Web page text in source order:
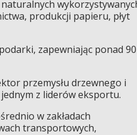
produkcji papieru, płyt
zapewniając ponad 90
przemysłu drzewnego i
z liderów eksportu.
w zakładach
transportowych,